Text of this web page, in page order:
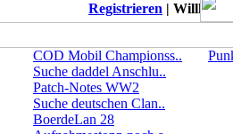
Registrieren|
COD Mobil Championss..
Suche daddel Anschlu..
Patch-Notes WW2
Suche deutschen Clan..
BoerdeLan 28